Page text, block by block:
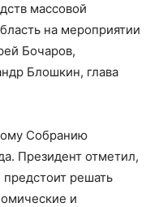
массовой
на мероприятии
Бочаров,
Блошкин, глава
Собранию
Президент отметил,
решать
и